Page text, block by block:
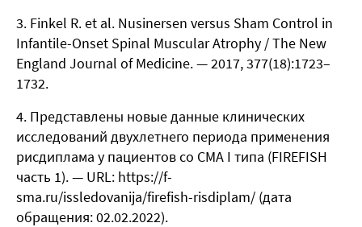
Finkel R. et al. Nusinersen versus Sham Control in
Infantile-Onset Spinal Muscular Atrophy / The New
England Journal of Medicine. — 2017, 377(18):1723–
1732.
Представлены новые данные клинических
исследований двухлетнего периода применения
рисдиплама у пациентов со СМА I типа (FIREFISH
часть 1). — URL: https://f-
sma.ru/issledovanija/firefish-risdiplam/ (дата
обращения: 02.02.2022).